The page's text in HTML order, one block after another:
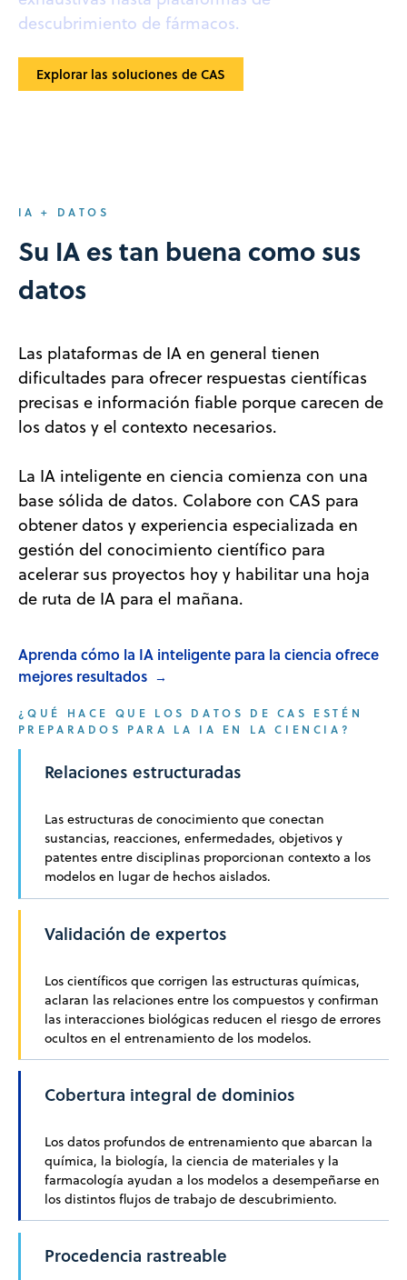
descubrimiento de fármacos.
Explorar las soluciones de CAS
IA + DATOS
Su IA es tan buena como sus
datos
Las plataformas de IA en general tienen
dificultades para ofrecer respuestas científicas
precisas e información fiable porque carecen de
los datos y el contexto necesarios.
La IA inteligente en ciencia comienza con una
base sólida de datos. Colabore con CAS para
obtener datos y experiencia especializada en
gestión del conocimiento científico para
acelerar sus proyectos hoy y habilitar una hoja
de ruta de IA para el mañana.
Aprenda cómo la IA inteligente para la ciencia ofrece
mejores resultados →
¿QUÉ HACE QUE LOS DATOS DE CAS ESTÉN
PREPARADOS PARA LA IA EN LA CIENCIA?
Alfabetización químico y biológica
Los modelos de IA deben interpretar correctamente la
Relaciones estructuradas
Las estructuras de conocimiento que conectan
sustancias, reacciones, enfermedades, objetivos y
patentes entre disciplinas proporcionan contexto a los
modelos en lugar de hechos aislados.
Validación de expertos
Los científicos que corrigen las estructuras químicas,
aclaran las relaciones entre los compuestos y confirman
las interacciones biológicas reducen el riesgo de errores
ocultos en el entrenamiento de los modelos.
Cobertura integral de dominios
Los datos profundos de entrenamiento que abarcan la
química, la biología, la ciencia de materiales y la
farmacología ayudan a los modelos a desempeñarse en
los distintos flujos de trabajo de descubrimiento.
Procedencia rastreable